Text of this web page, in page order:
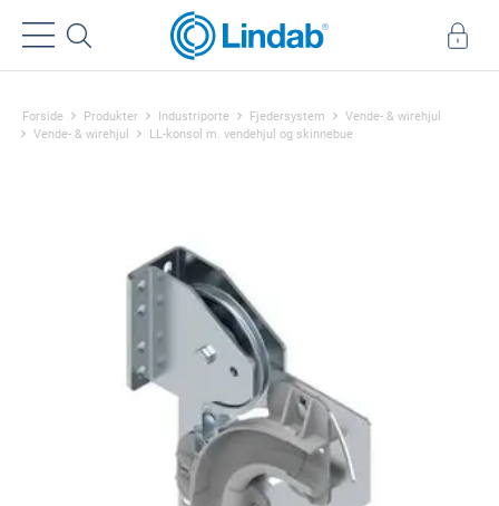
Forside Produkter Industriporte Fjedersystem
Vende- & wirehjul
Vende- & wirehjul
LL-konsol m. vendehjul og skinnebue